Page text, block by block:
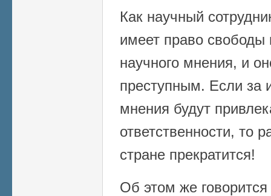
Как научный
имеет право свободы
научного мнения, и
преступным. Если за
мнения будут
ответственности, то
стране прекратится!
Об этом же